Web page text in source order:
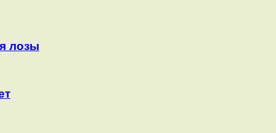
лозы